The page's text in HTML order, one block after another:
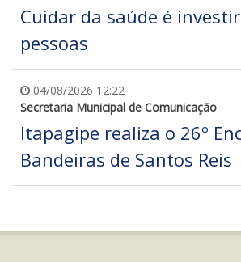
Cuidar da saúde é
pessoas
04/08/2026 12:22
Secretaria Municipal de Comunicação
Itapagipe realiza o 26º
Bandeiras de Santos Reis